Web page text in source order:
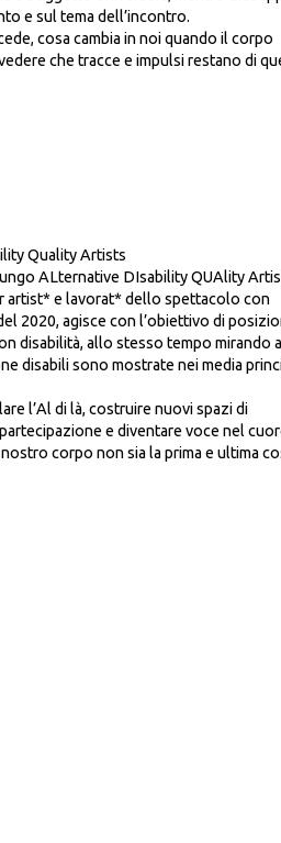
e sul tema dell’incontro.
cosa cambia in noi quando il corpo
che tracce e impulsi restano di
Quality Artists
ALternative DIsability QUAlity
artist* e lavorat* dello spettacolo con
2020, agisce con l’obiettivo di
disabilità, allo stesso tempo mirando
disabili sono mostrate nei media
l’Al di là, costruire nuovi spazi di
e diventare voce nel
corpo non sia la prima e ultima